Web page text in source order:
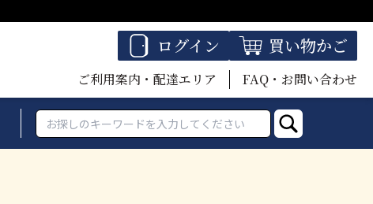
ログイン 買い物かご
ご利用案内・配達エリア FAQ・お問い合わせ